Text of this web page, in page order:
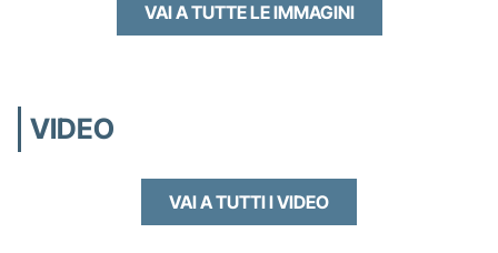
VAI A TUTTE LE IMMAGINI
VIDEO
VAI A TUTTI I VIDEO